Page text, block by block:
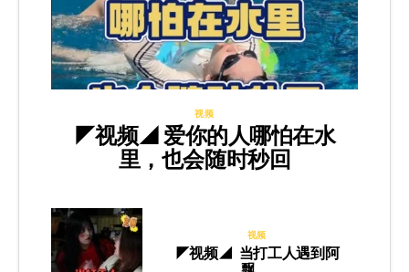
视频
◤视频◢ 爱你的人哪怕在水
里，也会随时秒回
视频
◤视频◢ 当打工人遇到阿